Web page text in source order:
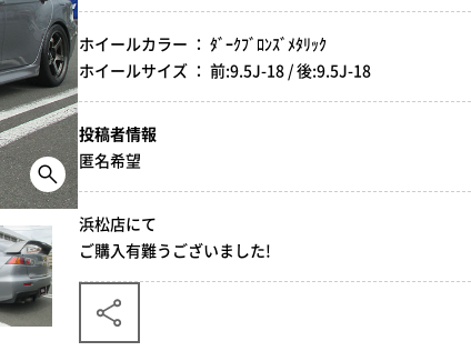
ホイールカラー ： ﾀﾞｰｸﾌﾞﾛﾝｽﾞﾒﾀﾘｯｸ
ホイールサイズ ： 前:9.5J-18 / 後:9.5J-18
投稿者情報
匿名希望
浜松店にて
ご購入有難うございました!